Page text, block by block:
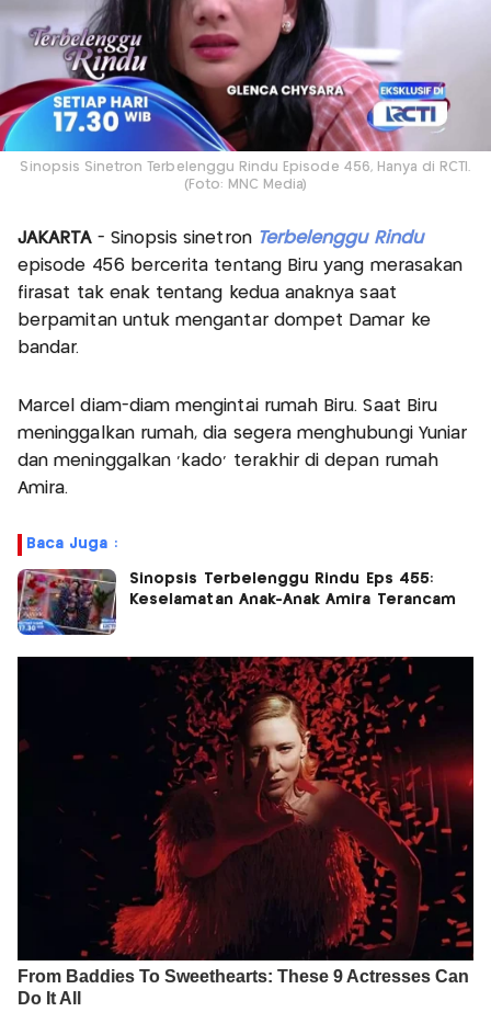
Sinopsis Sinetron Terbelenggu Rindu Episode 456, Hanya di RCTI.
(Foto: MNC Media)
JAKARTA- Sinopsis sinetron Terbelenggu Rindu
episode 456 bercerita tentang Biru yang merasakan
firasat tak enak tentang kedua anaknya saat
berpamitan untuk mengantar dompet Damar ke
bandar.
Marcel diam-diam mengintai rumah Biru. Saat Biru
meninggalkan rumah, dia segera menghubungi Yuniar
dan meninggalkan 'kado' terakhir di depan rumah
Amira.
Baca Juga :
Sinopsis Terbelenggu Rindu Eps 455:
Keselamatan Anak-Anak Amira Terancam